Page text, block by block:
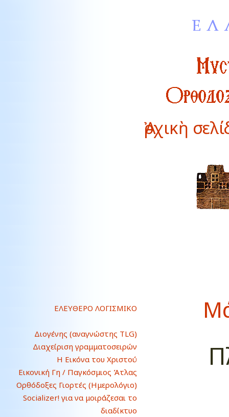
Ἀρχικὴ
ΕΛΕΥΘΕΡΟ ΛΟΓΙΣΜΙΚΟ
Διογένης (αναγνώστης TLG)
Διαχείριση γραμματοσειρών
Η Εικόνα του Χριστού
Εικονική Γη / Παγκόσμιος Άτλας
Ορθόδοξες Γιορτές (Ημερολόγιο)
Socializer! για να μοιράζεσαι το
διαδίκτυο